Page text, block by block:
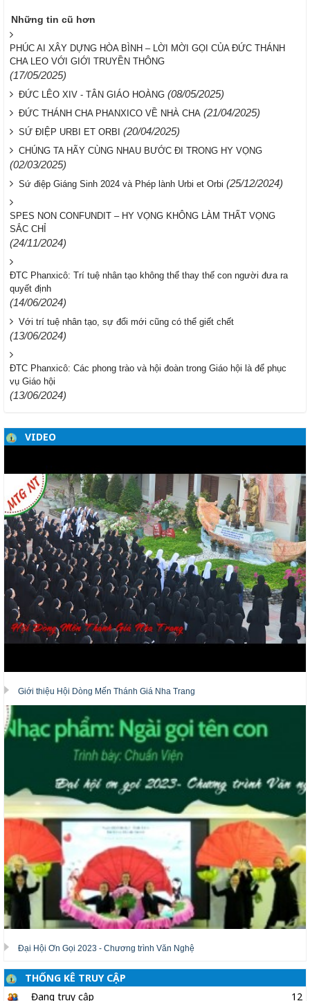
Những tin cũ hơn
PHÚC AI XÂY DỰNG HÒA BÌNH – LỜI MỜI GỌI CỦA ĐỨC THÁNH
CHA LEO VỚI GIỚI TRUYỀN THÔNG
(17/05/2025)
ĐỨC LÊO XIV - TÂN GIÁO HOÀNG (08/05/2025)
ĐỨC THÁNH CHA PHANXICO VỀ NHÀ CHA (21/04/2025)
SỨ ĐIỆP URBI ET ORBI (20/04/2025)
CHÚNG TA HÃY CÙNG NHAU BƯỚC ĐI TRONG HY VỌNG
(02/03/2025)
Sứ điệp Giáng Sinh 2024 và Phép lành Urbi et Orbi (25/12/2024)
SPES NON CONFUNDIT – HY VỌNG KHÔNG LÀM THẤT VỌNG
SẮC CHỈ
(24/11/2024)
ĐTC Phanxicô: Trí tuệ nhân tạo không thể thay thế con người đưa ra
quyết định
(14/06/2024)
Với trí tuệ nhân tạo, sự đổi mới cũng có thể giết chết
(13/06/2024)
ĐTC Phanxicô: Các phong trào và hội đoàn trong Giáo hội là để phục
vụ Giáo hội
(13/06/2024)
VIDEO
Giới thiệu Hội Dòng Mến Thánh Giá Nha Trang
Đại Hội Ơn Gọi 2023 - Chương trình Văn Nghệ
THỐNG KÊ TRUY CẬP
Đang truy cập
12